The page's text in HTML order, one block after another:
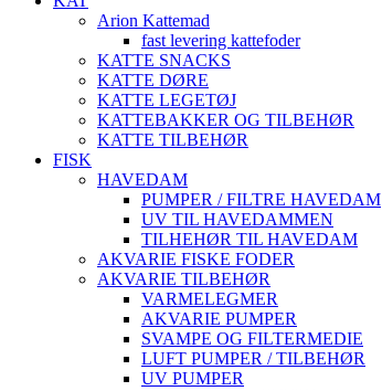
Arion Kattemad
fast levering kattefoder
KATTE SNACKS
KATTE DØRE
KATTE LEGETØJ
KATTEBAKKER OG TILBEHØR
KATTE TILBEHØR
FISK
HAVEDAM
PUMPER / FILTRE HAVEDAM
UV TIL HAVEDAMMEN
TILHEHØR TIL HAVEDAM
AKVARIE FISKE FODER
AKVARIE TILBEHØR
VARMELEGMER
AKVARIE PUMPER
SVAMPE OG FILTERMEDIE
LUFT PUMPER / TILBEHØR
UV PUMPER